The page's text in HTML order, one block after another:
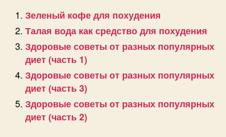
Зеленый кофе для похудения
Талая вода как средство для похудения
Здоровые советы от разных популярных
диет (часть 1)
Здоровые советы от разных популярных
диет (часть 3)
Здоровые советы от разных популярных
диет (часть 2)